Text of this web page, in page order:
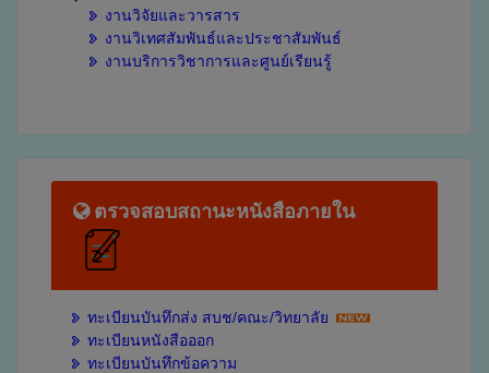
งานวิจัยและวารสาร
งานวิเทศสัมพันธ์และประชาสัมพันธ์
งานบริการวิชาการและศูนย์เรียนรู้
ตรวจสอบสถานะหนังสือภายใน
ทะเบียนบันทึกส่ง สบช/คณะ/วิทยาลัย
ทะเบียนหนังสือออก
ทะเบียนบันทึกข้อความ